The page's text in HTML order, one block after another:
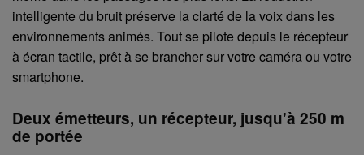
intelligente du bruit préserve la clarté de la voix dans les
environnements animés. Tout se pilote depuis le récepteur
à écran tactile, prêt à se brancher sur votre caméra ou votre
smartphone.
Deux émetteurs, un récepteur, jusqu'à 250 m
de portée